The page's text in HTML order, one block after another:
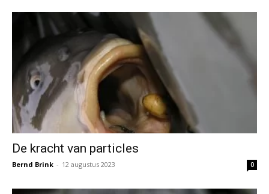
De kracht van particles
Bernd Brink - 12 augustus 2023 0